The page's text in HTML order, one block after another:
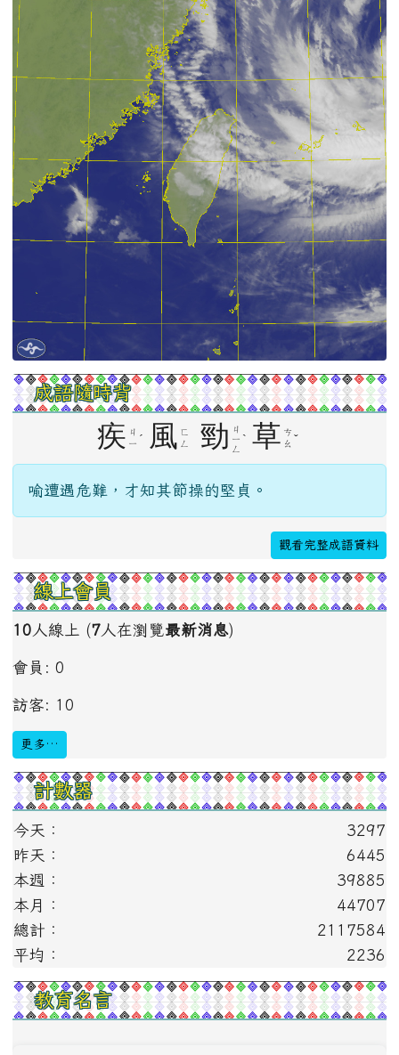
成語隨時背
疾 ㄐ
ㄧ ˊ 風 ㄈ
ㄥ
勁 ㄐ
ㄧ
ㄥ
ˋ 草 ㄘ
ㄠ ˇ
喻遭遇危難，才知其節操的堅貞。
觀看完整成語資料
線上會員
10 人線上 (7 人在瀏覽最新消息)
會員: 0
訪客: 10
更多…
計數器
今天：
3297
昨天：
6445
本週：
39885
本月：
44707
總計：
2117584
平均：
2236
教育名言